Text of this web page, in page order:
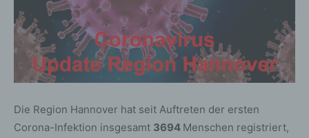
Die Region Hannover hat seit Auftreten der ersten
Corona-Infektion insgesamt 3694 Menschen registriert,